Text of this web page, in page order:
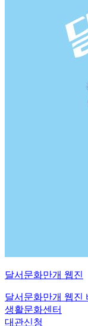
달서문화만개 웹진
달서문화만개 웹진
생활문화센터
대관신청